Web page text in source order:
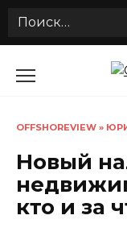
Search
OFFSHOREVIEW »
Новый
кто и за